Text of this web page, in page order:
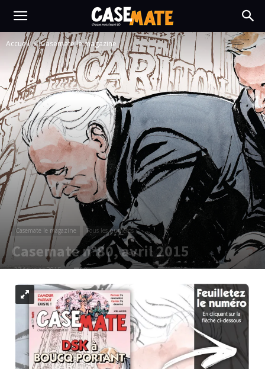
Accueil Casemate le magazine
Casemate le magazine Tous les numéros
Casemate n°80, avril 2015
27 février 2015 0